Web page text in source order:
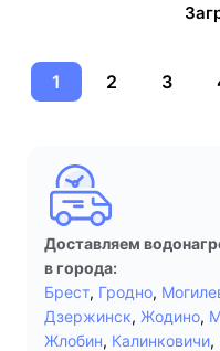
1 2 3
Доставляем
в города:
Брест, Гродно,
Дзержинск, Жодино,
Жлобин, Калинковичи,